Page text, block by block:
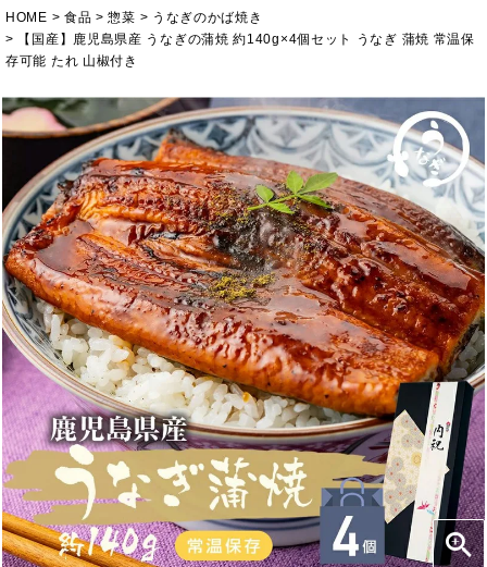
HOME 食品 惣菜
うなぎのかば焼き
【国産】鹿児島県産 うなぎの蒲焼 約140g×4個セット うなぎ 蒲焼 常温保
存可能 たれ 山椒付き